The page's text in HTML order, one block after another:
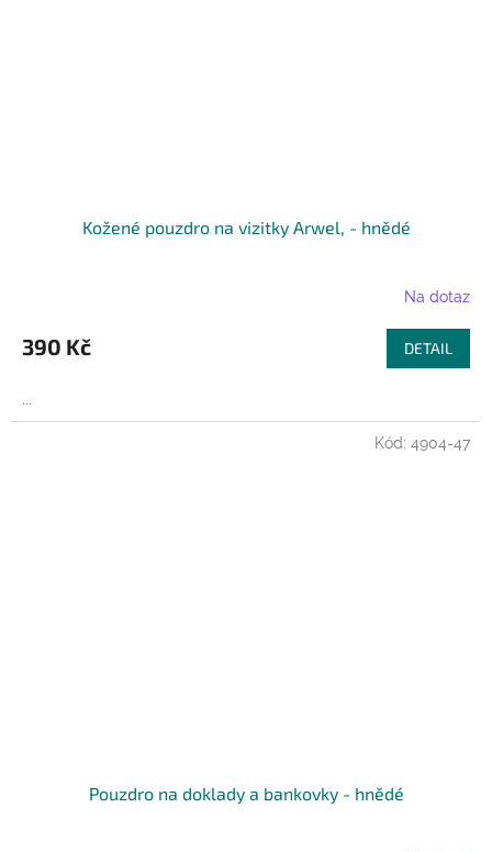
Kožené pouzdro na vizitky Arwel, - hnědé
Na dotaz
390 Kč DETAIL
...
Pouzdro na doklady a bankovky - hnědé
Kód: 4904-47